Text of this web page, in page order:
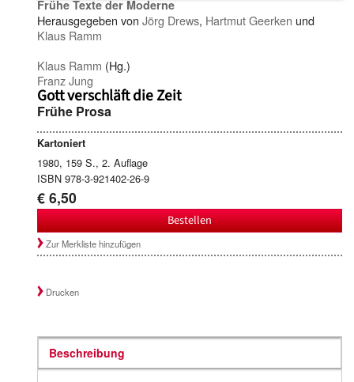
Frühe Texte der Moderne
Herausgegeben von Jörg Drews, Hartmut Geerken und
Klaus Ramm
Klaus Ramm (Hg.)
Franz Jung
Gott verschläft die Zeit
Frühe Prosa
Kartoniert
1980, 159 S., 2. Auflage
ISBN 978-3-921402-26-9
€ 6,50
Bestellen
Zur Merkliste hinzufügen
Drucken
Beschreibung